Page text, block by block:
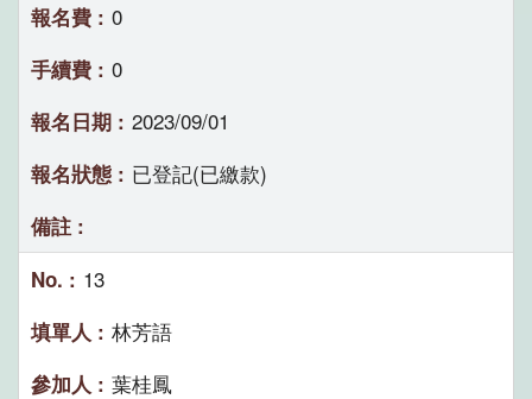
0
0
2023/09/01
已登記(已繳款)
13
林芳語
葉桂鳳